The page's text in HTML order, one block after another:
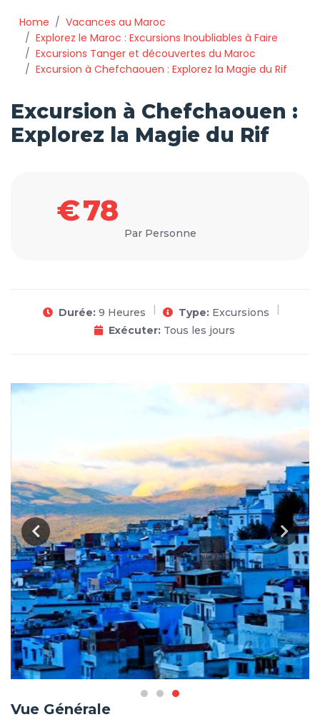
Home
Vacances au Maroc
Explorez le Maroc : Excursions Inoubliables à Faire
Excursions Tanger et découvertes du Maroc
Excursion à Chefchaouen : Explorez la Magie du Rif
Excursion à Chefchaouen :
Explorez la Magie du Rif
€78
Par Personne
Durée: 9 Heures Type: Excursions
Exécuter: Tous les jours
Vue Générale